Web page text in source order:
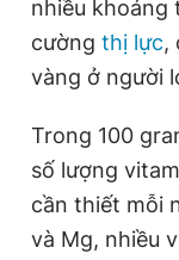
Phó tổng biên tập:
Tổng thư ký tòa
Giấy phép xuất bản
© 2003-2026 Bản
bản. Phát triển bởi
nhiều khoáng
cường thị lực,
vàng ở người
Trong 100
số lượng
cần thiết mỗi
và Mg, nhiều